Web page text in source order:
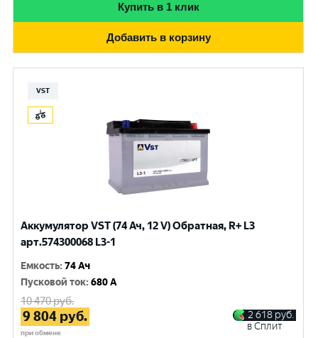
Купить в 1 клик
Добавить в корзину
VST
Аккумулятор VST (74 Ач, 12 V) Обратная, R+ L3
арт.574300068 L3-1
Емкость:74 Ач
Пусковой ток:680 A
10 470руб.
9 804 руб.
при обмене
2 618 руб.
в Сплит